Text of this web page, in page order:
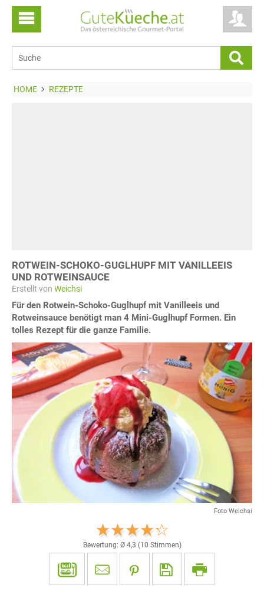
HOME REZEPTE
ROTWEIN-SCHOKO-GUGLHUPF MIT VANILLEEIS
UND ROTWEINSAUCE
Erstellt von Weichsi
Für den Rotwein-Schoko-Guglhupf mit Vanilleeis und
Rotweinsauce benötigt man 4 Mini-Guglhupf Formen. Ein
tolles Rezept für die ganze Familie.
Foto Weichsi
Bewertung: Ø 4,3 (10 Stimmen)